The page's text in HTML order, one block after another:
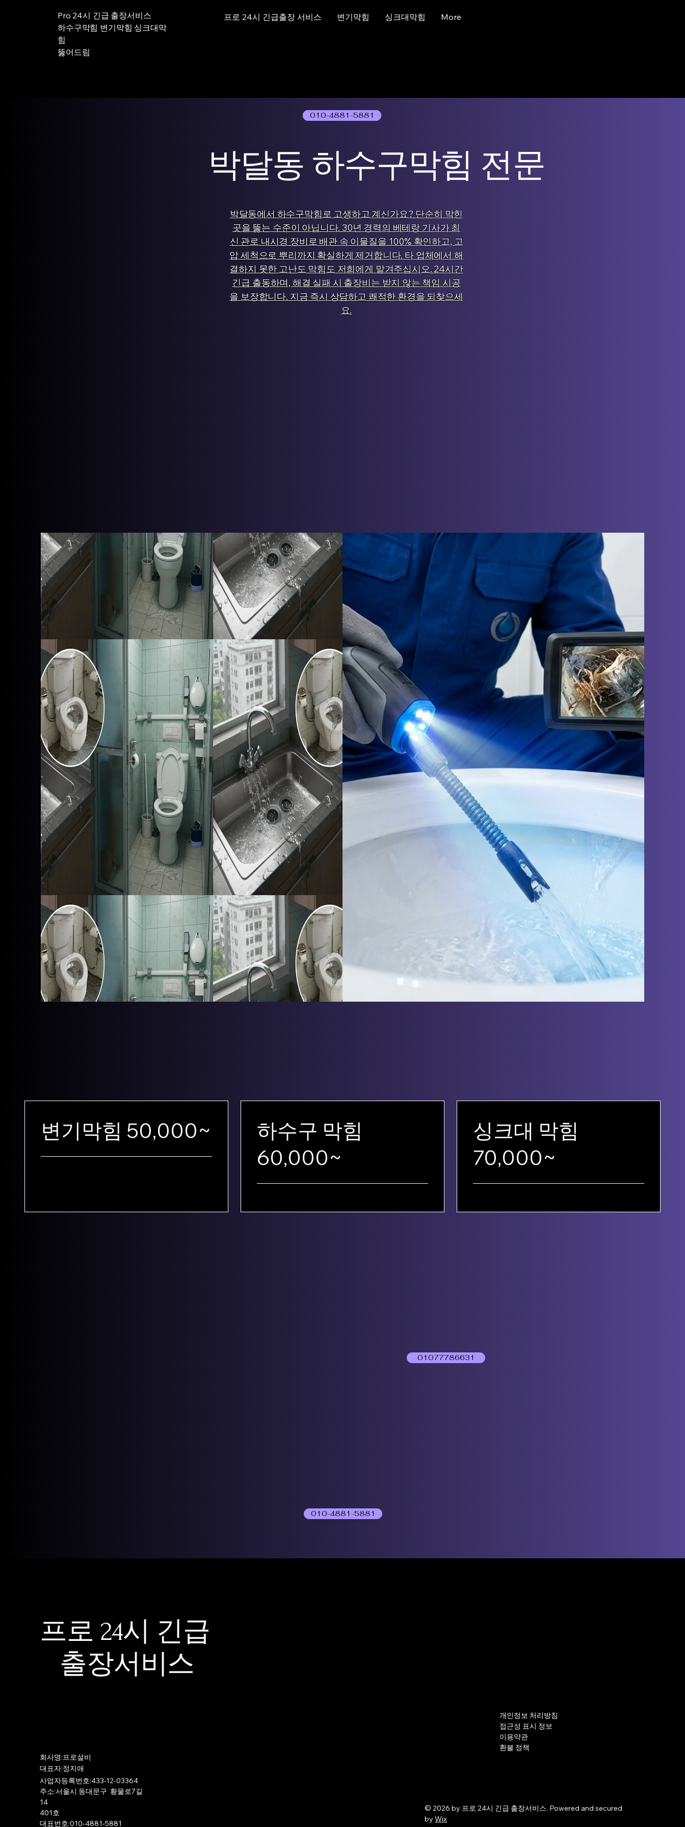
Pro 24시 긴급 출장서비스
하수구막힘 변기막힘 싱크대막
힘
뚫어드림
프로 24시 긴급출장 서비스 변기막힘 싱크대막힘 More
01077786631
박달동 하수구막힘 전문
박달동에서 하수구막힘로 고생하고 계신가요? 단순히 막힌
곳을 뚫는 수준이 아닙니다. 30년 경력의 베테랑 기사가 최
신 관로 내시경 장비로 배관 속 이물질을 100% 확인하고, 고
압 세척으로 뿌리까지 확실하게 제거합니다. 타 업체에서 해
결하지 못한 고난도 막힘도 저희에게 맡겨주십시오. 24시간
긴급 출동하며, 해결 실패 시 출장비는 받지 않는 책임 시공
을 보장합니다. 지금 즉시 상담하고 쾌적한 환경을 되찾으세
요.
변기막힘 50,000~
하수구 막힘
60,000~
싱크대 막힘
70,000~
01077786631
010-4881-5881
010-4881-5881
프로 24시 긴급
출장서비스
​회사명:프로설비
​대표자:정지애
사업자등록번호:433-12-03364
주소:서울시 동대문구 황물로7길
14
401호
​대표번호:010-4881-5881
개인정보 처리방침
접근성 표시 정보
이용약관
환불 정책
© 2026 by 프로 24시 긴급 출장서비스. Powered and secured
by Wix